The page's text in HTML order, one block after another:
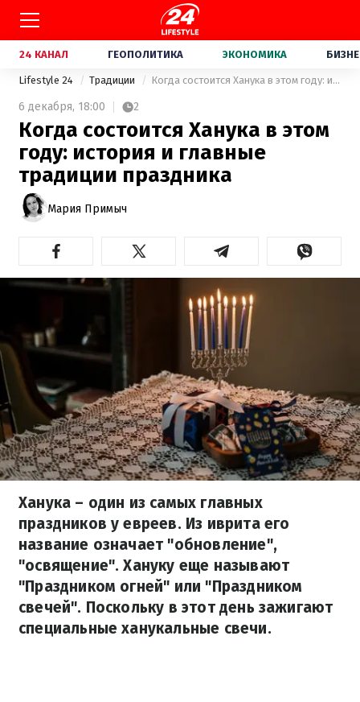
24 КАНАЛ ГЕОПОЛИТИКА ЭКОНОМИКА
Lifestyle 24 Традиции Когда состоится Ханука в этом году: история и главные традиции праздника
6 декабря, 18:00 2
Когда состоится Ханука в этом
году: история и главные
традиции праздника
Мария Примыч
Ханука – один из самых главных
праздников у евреев. Из иврита его
название означает "обновление",
"освящение". Хануку еще называют
"Праздником огней" или "Праздником
свечей". Поскольку в этот день зажигают
специальные ханукальные свечи.